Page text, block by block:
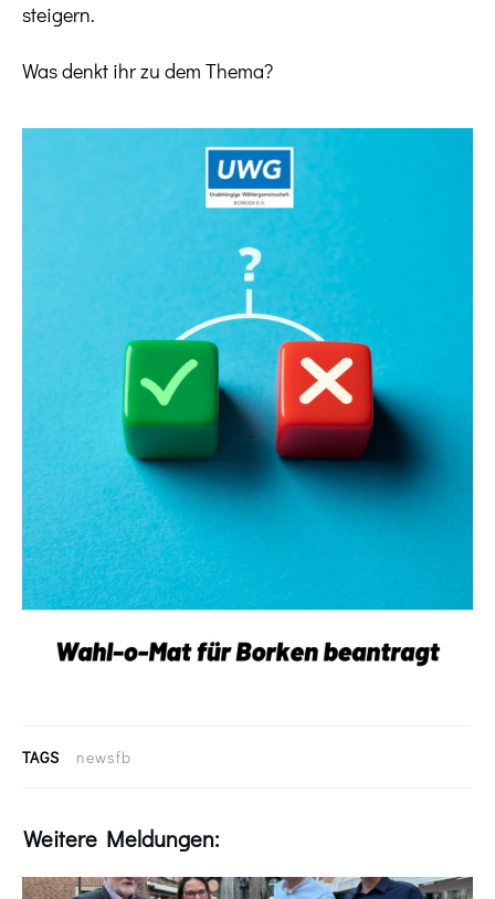
steigern.
Was denkt ihr zu dem Thema?
TAGS newsfb
Weitere Meldungen: